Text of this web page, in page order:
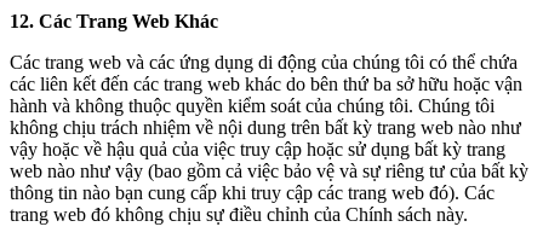
12. Các Trang Web Khác
Các trang web và các ứng dụng di động của chúng tôi có thể chứa
các liên kết đến các trang web khác do bên thứ ba sở hữu hoặc vận
hành và không thuộc quyền kiểm soát của chúng tôi. Chúng tôi
không chịu trách nhiệm về nội dung trên bất kỳ trang web nào như
vậy hoặc về hậu quả của việc truy cập hoặc sử dụng bất kỳ trang
web nào như vậy (bao gồm cả việc bảo vệ và sự riêng tư của bất kỳ
thông tin nào bạn cung cấp khi truy cập các trang web đó). Các
trang web đó không chịu sự điều chỉnh của Chính sách này.